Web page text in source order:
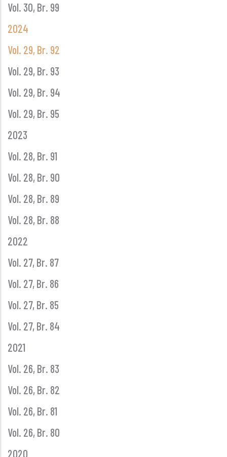
Vol. 30, Br. 99
2024
Vol. 29, Br. 92
Vol. 29, Br. 93
Vol. 29, Br. 94
Vol. 29, Br. 95
2023
Vol. 28, Br. 91
Vol. 28, Br. 90
Vol. 28, Br. 89
Vol. 28, Br. 88
2022
Vol. 27, Br. 87
Vol. 27, Br. 86
Vol. 27, Br. 85
Vol. 27, Br. 84
2021
Vol. 26, Br. 83
Vol. 26, Br. 82
Vol. 26, Br. 81
Vol. 26, Br. 80
2020